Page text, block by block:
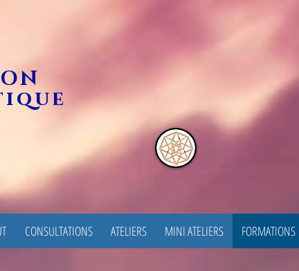
CONSULTATIONS ATELIERS MINI ATELIERS FORMATIONS